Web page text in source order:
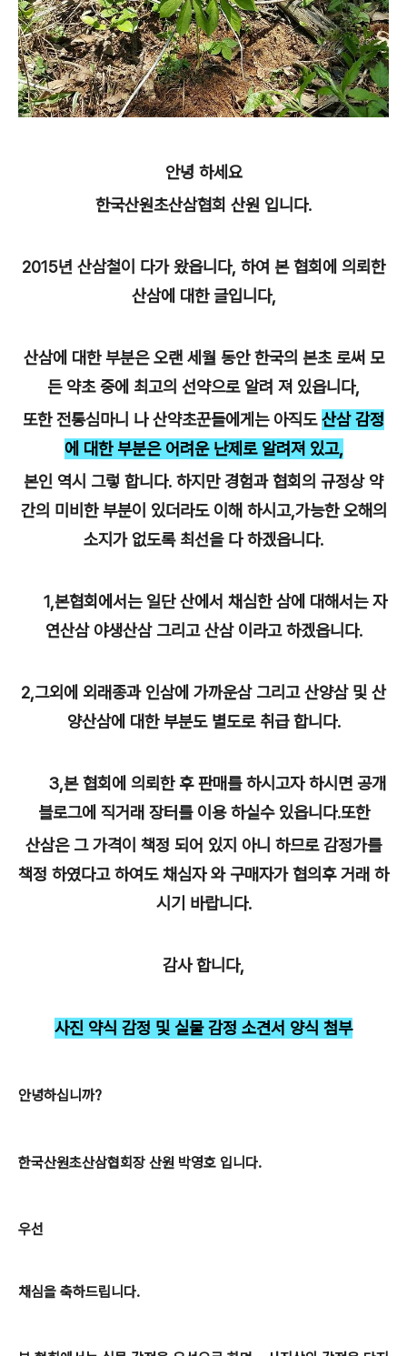
안녕 하세요
한국산원초산삼협회 산원 입니다.
2015년 산삼철이 다가 왔읍니다, 하여 본 협회에 의뢰한
산삼에 대한 글입니다,
산삼에 대한 부분은 오랜 세월 동안 한국의 본초 로써 모
든 약초 중에 최고의 선약으로 알려 져 있읍니다,
또한 전통심마니 나 산약초꾼들에게는 아직도산삼 감정
에 대한 부분은 어려운 난제로 알려져 있고,
본인 역시 그렇 합니다. 하지만 경험과 협회의 규정상 약
간의 미비한 부분이 있더라도 이해 하시고,가능한 오해의
소지가 없도록 최선을 다 하겠읍니다.
1,본협회에서는 일단 산에서 채심한 삼에 대해서는 자
연산삼 야생산삼 그리고 산삼 이라고 하겠읍니다.
2,그외에 외래종과 인삼에 가까운삼 그리고 산양삼 및 산
양산삼에 대한 부분도 별도로 취급 합니다.
3,본 협회에 의뢰한 후 판매를 하시고자 하시면 공개
블로그에 직거래 장터를 이용 하실수 있읍니다.또한
산삼은 그 가격이 책정 되어 있지 아니 하므로 감정가를
책정 하였다고 하여도 채심자 와 구매자가 협의후 거래 하
시기 바랍니다.
감사 합니다,
사진 약식 감정 및 실물 감정 소견서 양식 첨부
안녕하십니까?
한국산원초산삼협회장 산원 박영호 입니다.
우선
채심을 축하드립니다.